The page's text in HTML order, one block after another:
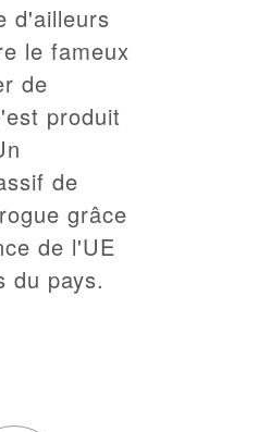
d'ailleurs
le fameux
de
produit
de
grâce
de l'UE
du pays.